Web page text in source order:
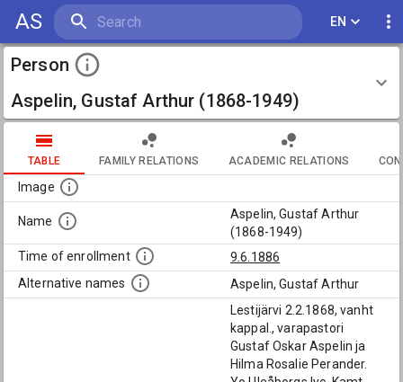
AS EN
Person
Aspelin, Gustaf Arthur (1868-1949)
TABLE FAMILY RELATIONS ACADEMIC RELATIONS
Image
Name
Aspelin, Gustaf Arthur
(1868-1949)
Time of enrollment
9.6.1886
Alternative names
Aspelin, Gustaf Arthur
Lestijärvi 2.2.1868, vanht
kappal., varapastori
Gustaf Oskar Aspelin ja
Hilma Rosalie Perander.